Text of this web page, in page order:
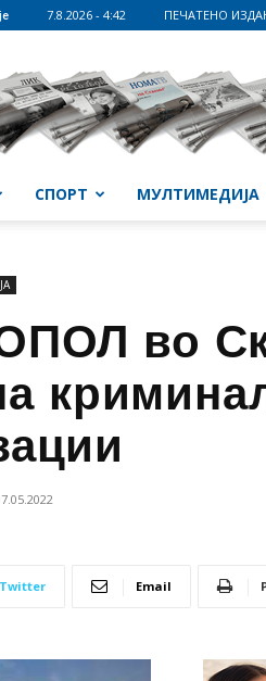
7.8.2026 - 4:42 ПЕЧАТЕНО
СПОРТ МУЛТИМЕДИЈА
во
Twitter Email